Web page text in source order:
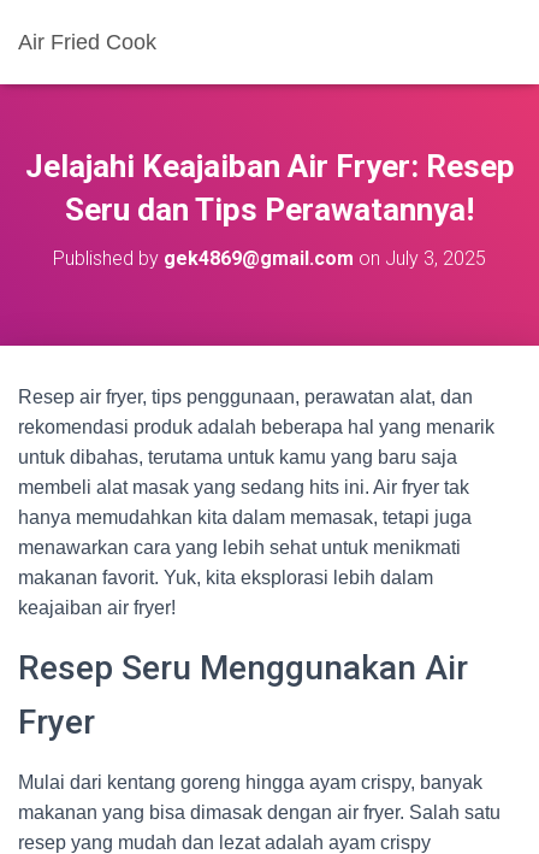
Air Fried Cook
Jelajahi Keajaiban Air Fryer: Resep
Seru dan Tips Perawatannya!
Published by gek4869@gmail.com on July 3, 2025
Resep air fryer, tips penggunaan, perawatan alat, dan
rekomendasi produk adalah beberapa hal yang menarik
untuk dibahas, terutama untuk kamu yang baru saja
membeli alat masak yang sedang hits ini. Air fryer tak
hanya memudahkan kita dalam memasak, tetapi juga
menawarkan cara yang lebih sehat untuk menikmati
makanan favorit. Yuk, kita eksplorasi lebih dalam
keajaiban air fryer!
Resep Seru Menggunakan Air
Fryer
Mulai dari kentang goreng hingga ayam crispy, banyak
makanan yang bisa dimasak dengan air fryer. Salah satu
resep yang mudah dan lezat adalah ayam crispy